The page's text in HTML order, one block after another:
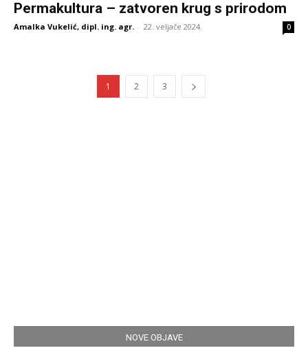
Permakultura – zatvoren krug s prirodom
Amalka Vukelić, dipl. ing. agr. - 22. veljače 2024. 0
1 2 3
NOVE OBJAVE